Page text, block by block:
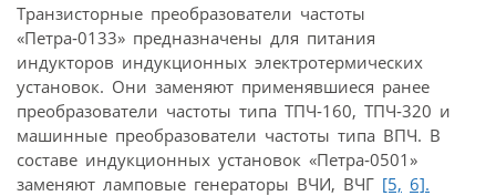
Транзисторные преобразователи частоты
«Петра‑0133» предназначены для питания
индукторов индукционных электротермических
установок. Они заменяют применявшиеся ранее
преобразователи частоты типа ТПЧ‑160, ТПЧ‑320 и
машинные преобразователи частоты типа ВПЧ. В
составе индукционных установок «Петра‑0501»
заменяют ламповые генераторы ВЧИ, ВЧГ [5, 6].